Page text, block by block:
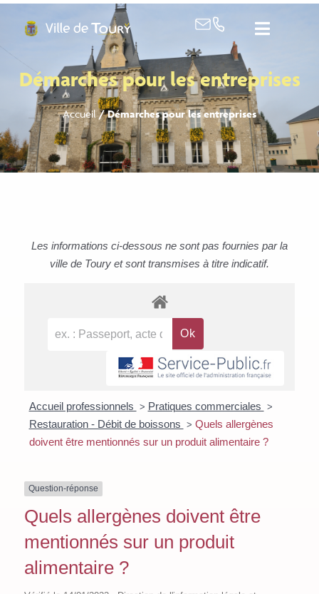
Démarches pour les entreprises
Accueil/Démarches pour les entreprises
Les informations ci-dessous ne sont pas fournies par la
ville de Toury et sont transmises à titre indicatif.
Accueil professionnels > Pratiques commerciales >
Restauration - Débit de boissons > Quels allergènes
doivent être mentionnés sur un produit alimentaire ?
Question-réponse
Quels allergènes doivent être
mentionnés sur un produit
alimentaire ?